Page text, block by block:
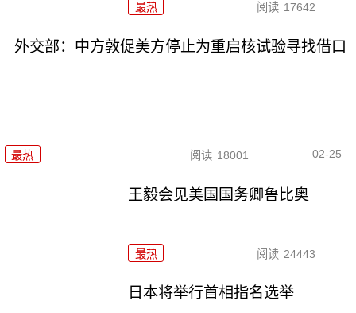
最热 阅读 17642
外交部：中方敦促美方停止为重启核试验寻找借口
最热 阅读 18001 02-25
王毅会见美国国务卿鲁比奥
最热 阅读 24443
日本将举行首相指名选举